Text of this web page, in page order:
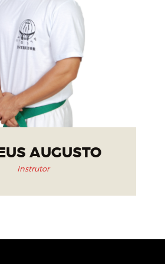
AUGUSTO
Instrutor